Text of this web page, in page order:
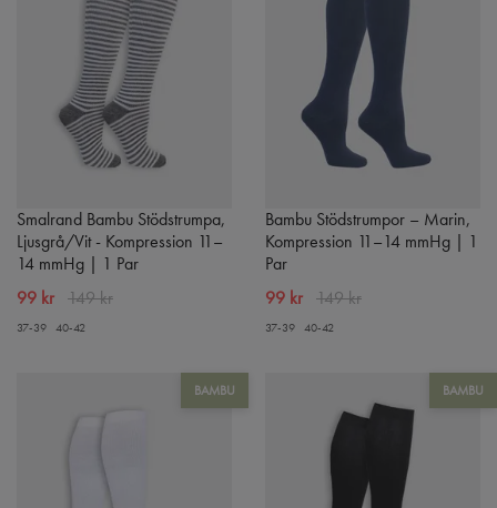
Smalrand Bambu Stödstrumpa,
Ljusgrå/Vit - Kompression 11–
14 mmHg | 1 Par
99 kr 149 kr
37-39 40-42
Bambu Stödstrumpor – Marin,
Kompression 11–14 mmHg | 1
Par
99 kr 149 kr
37-39 40-42
BAMBU BAMBU